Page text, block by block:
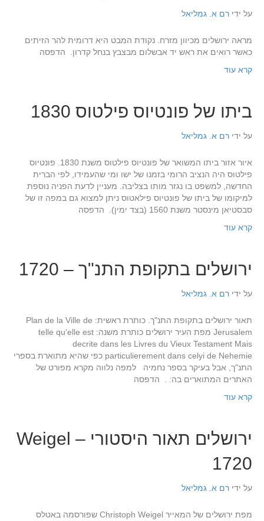
על ידי רם א. גמליאל
מראה ירושלים מכיוון מזרח. נקודת המבט היא דרומית להר הזיתים
כאשר רואים את ראש יד אבשלום מבצבץ בנחל קדרון. הדפסה
קרא עוד
ביתו של פונטיוס פילטוס 1830
על ידי רם א. גמליאל
איור אזור ביתו המשואר של פונטיוס פילטוס משנת 1830. פונטיוס
פילטוס היה הנציב הרומי בזמנו של ישו ומי שהעמידו, לפי הברית
החדשה, למשפט בו נגזר מותו בצליבה. מעניין לדעת הפניה נוספת
למיקומו של ביתו של פונטיוס פילאטוס ניתן למצוא גם במפה זו של
סבסטיאן מינסטר משנת 1560 (בצד ימין). הדפסה
קרא עוד
ירושלים בתקופת התנ"ך – 1720
על ידי רם א. גמליאל
תאור ירושלים בתקופת התנ"ך. כותרת ראשית: Plan de la Ville de
Jerusalem מפת העיר ירושלים כותרת משנה: telle qu'elle est
decrite dans les Livres du Vieux Testament Mais
particulierement dans celyi de Nehemie כפי שהיא מתוארת בספרי
התנ"ך, אבל בעיקר בספר נחמיה למפה נלווה מקרא מפורט של
האתרים המתוארים בה: . הדפסה
קרא עוד
ירושלים תאור היסטורי – Weigel
1720
על ידי רם א. גמליאל
מפת ירושלים של המאייר Christoph Weigel שפורסמה באטלס